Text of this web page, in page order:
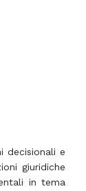
decisionali e
giuridiche
in tema